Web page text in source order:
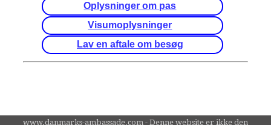
Oplysninger om pas
Visumoplysninger
Lav en aftale om besøg
www.danmarks-ambassade.com - Denne website er ikke den